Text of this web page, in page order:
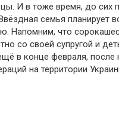
И в тоже время, до сих
семья планирует
Напомним, что
со своей супругой и
в конце февраля, после
на территории